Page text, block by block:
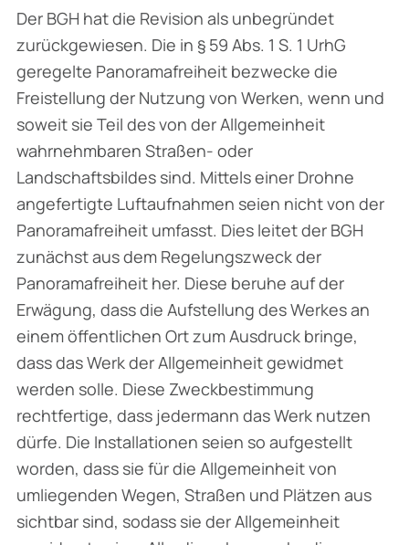
Der BGH hat die Revision als unbegründet
zurückgewiesen. Die in § 59 Abs. 1 S. 1 UrhG
geregelte Panoramafreiheit bezwecke die
Freistellung der Nutzung von Werken, wenn und
soweit sie Teil des von der Allgemeinheit
wahrnehmbaren Straßen- oder
Landschaftsbildes sind. Mittels einer Drohne
angefertigte Luftaufnahmen seien nicht von der
Panoramafreiheit umfasst. Dies leitet der BGH
zunächst aus dem Regelungszweck der
Panoramafreiheit her. Diese beruhe auf der
Erwägung, dass die Aufstellung des Werkes an
einem öffentlichen Ort zum Ausdruck bringe,
dass das Werk der Allgemeinheit gewidmet
werden solle. Diese Zweckbestimmung
rechtfertige, dass jedermann das Werk nutzen
dürfe. Die Installationen seien so aufgestellt
worden, dass sie für die Allgemeinheit von
umliegenden Wegen, Straßen und Plätzen aus
sichtbar sind, sodass sie der Allgemeinheit